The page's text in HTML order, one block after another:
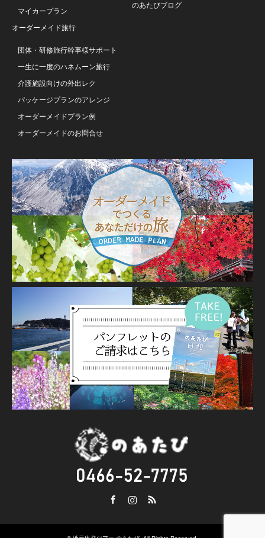
マイカープラン
オーダーメイド旅行
団体・研修旅行幹事様サポート
一生に一度のハネムーン旅行
介護施設向けの外出レク
パッケージプランのアレンジ
オーダーメイドプラン例
オーダーメイドのお問合せ
のあたびブログ